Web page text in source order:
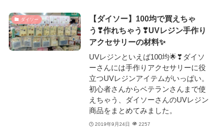
ダイソー
【ダイソー】100均で買えちゃ
う❣作れちゃう❣UVレジン手作り
アクセサリーの材料✨
UVレジンといえば100均🌟❣ダイソ
ーさんには手作りアクセサリーに役
立つUVレジンアイテムがいっぱい。
初心者さんからベテランさんまで使
えちゃう、ダイソーさんのUVレジン
商品をまとめてみました。
2019年9月24日 2257